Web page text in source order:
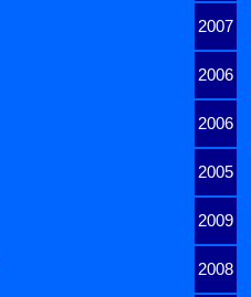
2007
2006
2006
2005
2009
2008